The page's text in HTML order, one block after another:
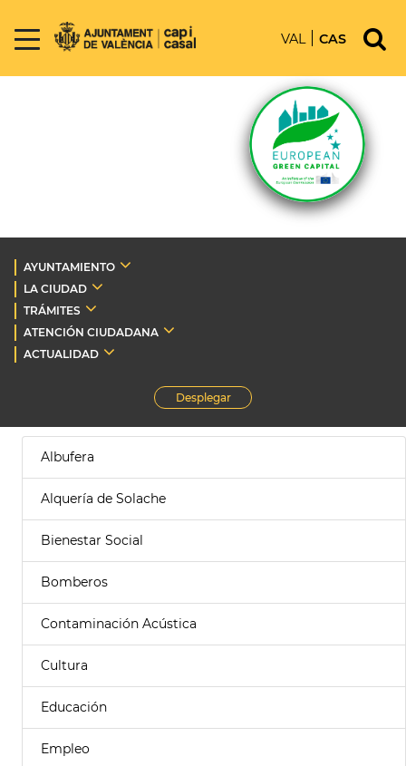
VAL CAS
AYUNTAMIENTO
LA CIUDAD
TRÁMITES
ATENCIÓN CIUDADANA
ACTUALIDAD
Desplegar
Albufera
Alquería de Solache
Bienestar Social
Bomberos
Contaminación Acústica
Cultura
Educación
Empleo